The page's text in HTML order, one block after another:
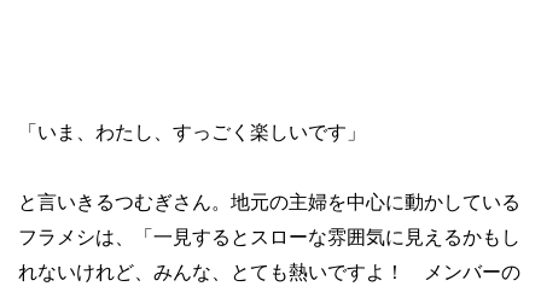
「いま、わたし、すっごく楽しいです」
と言いきるつむぎさん。地元の主婦を中心に動かしている
フラメシは、「一見するとスローな雰囲気に見えるかもし
れないけれど、みんな、とても熱いですよ！ メンバーの